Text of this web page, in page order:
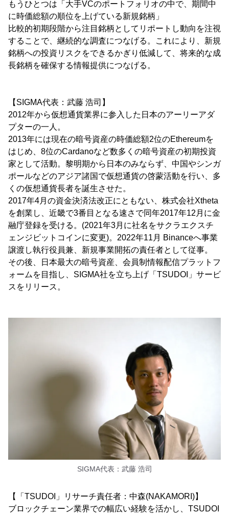
もうひとつは「大手VCのポートフォリオの中で、期間中
に時価総額の順位を上げている新規銘柄」
比較的初期段階から注目銘柄としてリポートし動向を注視
することで、継続的な調査につなげる。これにより、新規
銘柄への投資リスクをできるかぎり低減して、将来的な成
長銘柄を確保する情報提供につなげる。
【SIGMA代表：武藤 浩司】
2012年から仮想通貨業界に参入した日本のアーリーアダ
プターの一人。
2013年には現在の暗号資産の時価総額2位のEthereumを
はじめ、8位のCardanoなど数多くの暗号資産の初期投資
家として活動。黎明期から日本のみならず、中国やシンガ
ポールなどのアジア諸国で仮想通貨の啓蒙活動を行い、多
くの仮想通貨長者を誕生させた。
2017年4月の資金決済法改正にともない、株式会社Xtheta
を創業し、近畿で3番目となる速さで同年2017年12月に金
融庁登録を受ける。(2021年3月に社名をサクラエクスチ
ェンジビットコインに変更)。2022年11月 Binanceへ事業
譲渡し執行役員兼、新規事業開拓の責任者として従事。
その後、日本最大の暗号資産、会員制情報配信プラットフ
ォームを目指し、SIGMA社を立ち上げ「TSUDOI」サービ
スをリリース。
SIGMA代表：武藤 浩司
【「TSUDOI」リサーチ責任者：中森(NAKAMORI)】
ブロックチェーン業界での幅広い経験を活かし、TSUDOI